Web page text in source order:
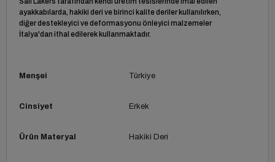
ayakkabılarda, hakiki deri ve birinci kalite deriler kullanılırken,
diğer destekleyici ve deformasyonu önleyici malzemeler
İtalya'dan ithal edilerek kullanmaktadır.
Menşei Türkiye
Cinsiyet Erkek
Ürün Materyal Hakiki Deri